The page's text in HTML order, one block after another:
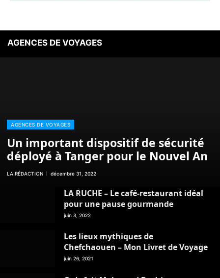
AGENCES DE VOYAGES
AGENCES DE VOYAGES
Un important dispositif de sécurité
déployé à Tanger pour le Nouvel An
LA RÉDACTION décembre 31, 2022
LA RUCHE – Le café-restaurant idéal
pour une pause gourmande
juin 3, 2022
Les lieux mythiques de
Chefchaouen – Mon Livret de Voyage
juin 26, 2021